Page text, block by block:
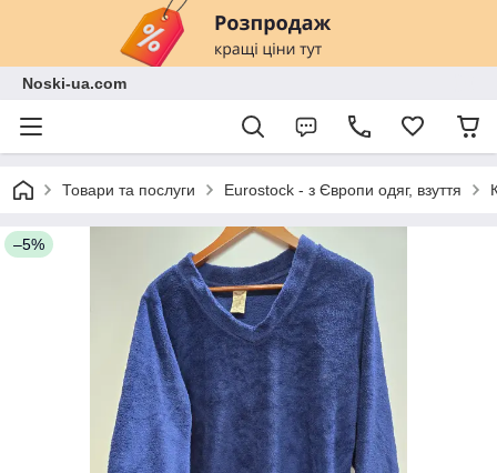
Noski-ua.com
Товари та послуги Eurostock - з Європи одяг, взуття
–5%